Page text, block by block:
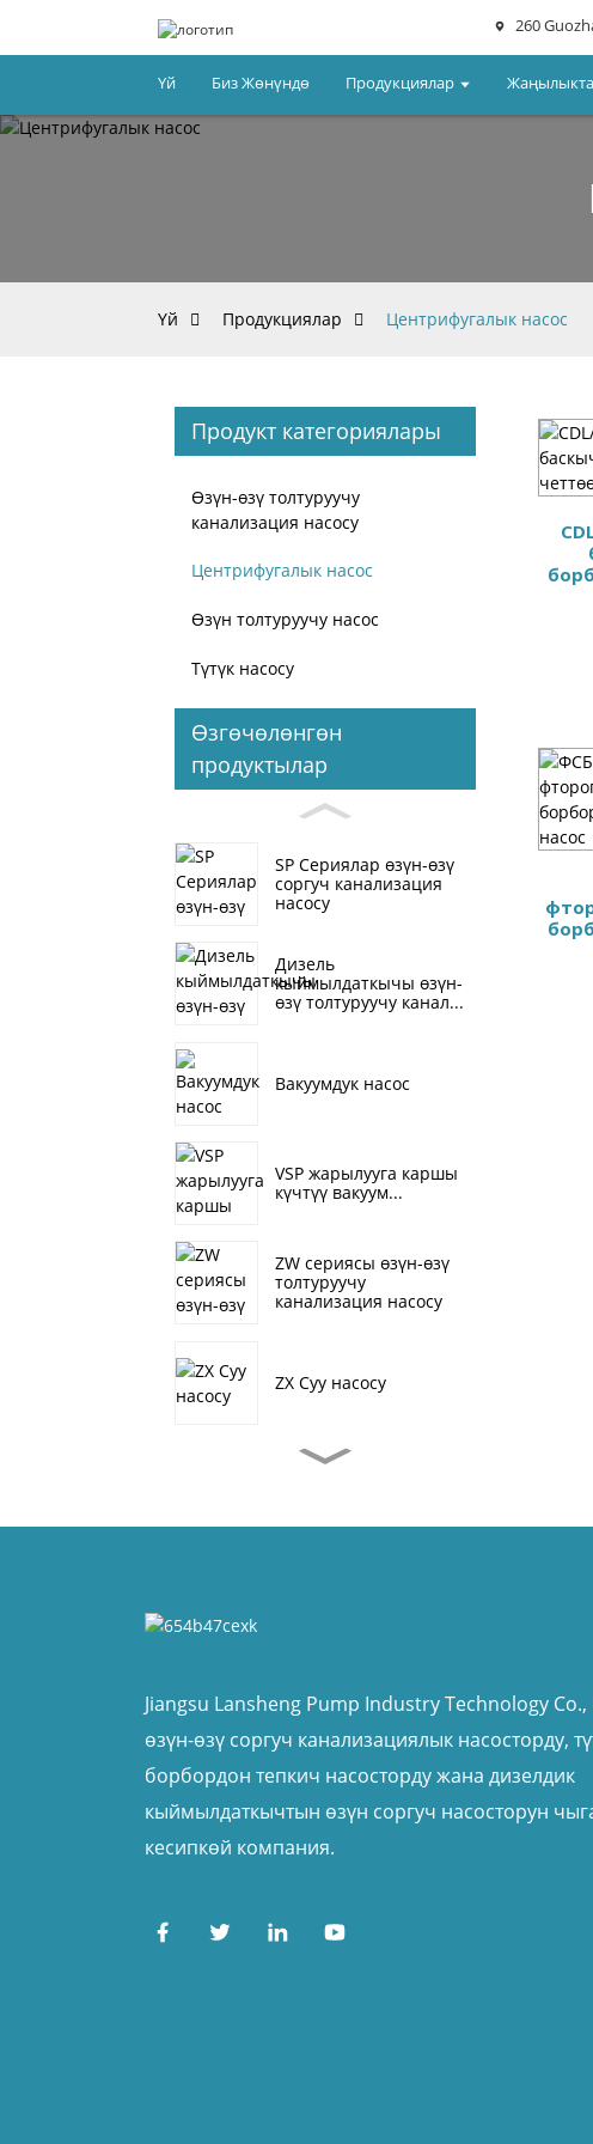
260
Үй Биз Жөнүндө Продукциялар
Үй Продукциялар Центрифугалык насос
Продукт категориялары
Өзүн-өзү толтуруучу
канализация насосу
Центрифугалык насос
Өзүн толтуруучу насос
Түтүк насосу
Өзгөчөлөнгөн
продуктылар
SP Сериялар өзүн-өзү
соргуч канализация
насосу
Дизель
кыймылдаткычы өзүн-
өзү толтуруучу канал...
Вакуумдук насос
VSP жарылууга каршы
күчтүү вакуум...
ZW сериясы өзүн-өзү
толтуруучу
канализация насосу
ZX Суу насосу
J сериясындагы өзүн-
толтуруучу насостор
CYZ-Жарылуудан
корголбогон өзүнчө...
Jiangsu Lansheng Pump Industry Technology Co.,
өзүн-өзү соргуч канализациялык насосторду,
борбордон тепкич насосторду жана дизелдик
кыймылдаткычтын өзүн соргуч насосторун
кесипкөй компания.